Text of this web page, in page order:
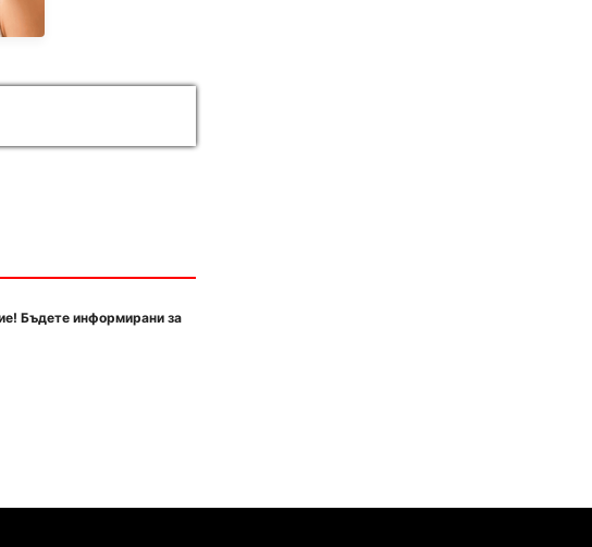
Бъдете информирани за